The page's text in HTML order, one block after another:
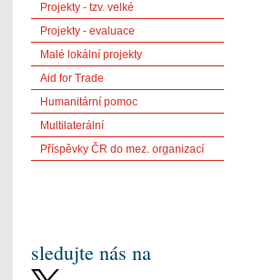
Projekty - tzv. velké
Projekty - evaluace
Malé lokální projekty
Aid for Trade
Humanitární pomoc
Multilaterální
Příspěvky ČR do mez. organizací
sledujte nás na